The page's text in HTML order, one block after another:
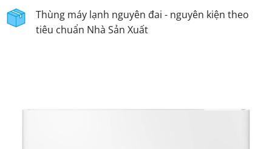
Thùng máy lạnh nguyên đai - nguyên kiện theo
tiêu chuẩn Nhà Sản Xuất